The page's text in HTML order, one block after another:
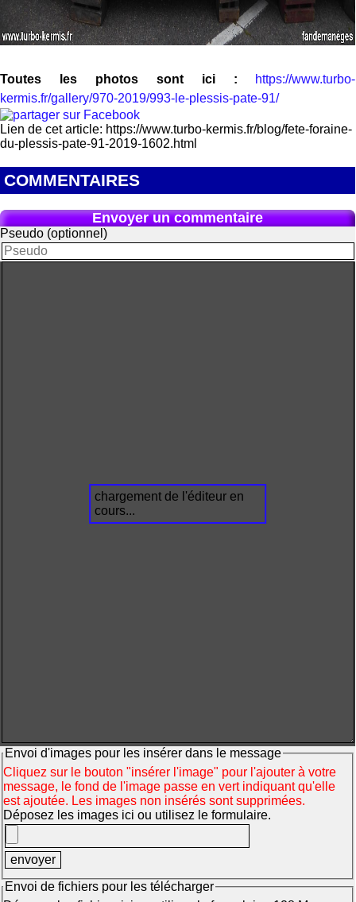
Toutes les photos sont ici :
https://www.turbo-
kermis.fr/gallery/970-2019/993-le-plessis-pate-91/
Lien de cet article: https://www.turbo-kermis.fr/blog/fete-foraine-
du-plessis-pate-91-2019-1602.html
COMMENTAIRES
Envoyer un commentaire
Pseudo (optionnel)
chargement de l'éditeur en
cours...
Envoi d'images pour les insérer dans le message
Cliquez sur le bouton "insérer l'image" pour l'ajouter à votre
message, le fond de l'image passe en vert indiquant qu'elle
est ajoutée. Les images non insérés sont supprimées.
Déposez les images ici ou utilisez le formulaire.
Envoi de fichiers pour les télécharger